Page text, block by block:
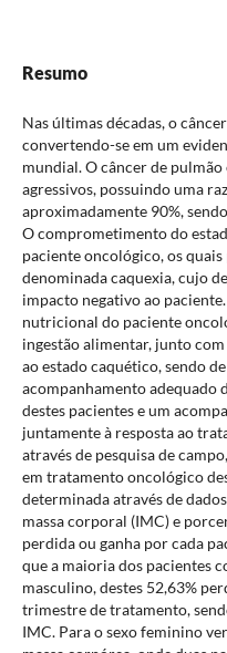
Resumo
Nas últimas décadas, o
convertendo-se em um
mundial. O câncer de
agressivos, possuindo uma
aproximadamente 90%,
O comprometimento do
paciente oncológico, os
denominada caquexia, cujo
impacto negativo ao
nutricional do paciente
ingestão alimentar, junto
ao estado caquético, sendo
acompanhamento adequado
destes pacientes e um
juntamente à resposta ao
através de pesquisa de
em tratamento oncológico
determinada através de
massa corporal (IMC) e
perdida ou ganha por cada
que a maioria dos pacientes
masculino, destes 52,63%
trimestre de tratamento,
IMC. Para o sexo feminino